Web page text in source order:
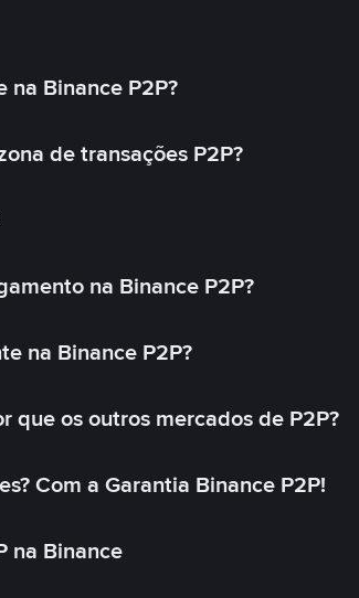
Binance P2P?
de transações P2P?
na Binance P2P?
na Binance P2P?
que os outros mercados de P2P?
Com a Garantia Binance P2P!
na Binance